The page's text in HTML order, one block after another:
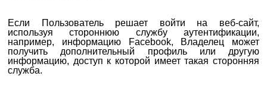
Если Пользователь решает войти на веб-сайт,
используя стороннюю службу аутентификации,
например, информацию Facebook, Владелец может
получить дополнительный профиль или другую
информацию, доступ к которой имеет такая сторонняя
служба.